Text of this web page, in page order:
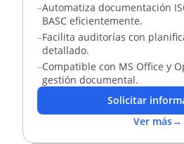
–Automatiza documentación
BASC eficientemente.
–Facilita auditorías con
detallado.
–Compatible con MS Office y
gestión documental.
Solicitar
Ver más→